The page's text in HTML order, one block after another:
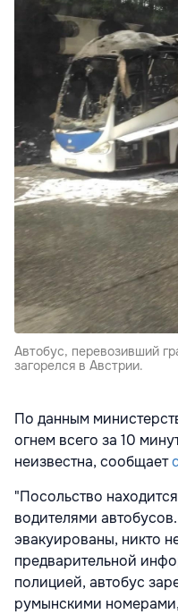
Автобус, перевозивший
загорелся в Австрии.
По данным
огнем всего за 10
неизвестна, сообщает
"Посольство
водителями
эвакуированы, никто
предварительной
полицией, автобус
румынскими